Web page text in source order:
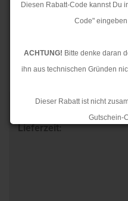
Diesen Rabatt-Code kannst Du
Code"
ACHTUNG! Bitte denke daran
ihn aus technischen Gründen
Dieser Rabatt ist nicht
Gutschein-
Rückstaus kann es jedoch
Lieferzeit: